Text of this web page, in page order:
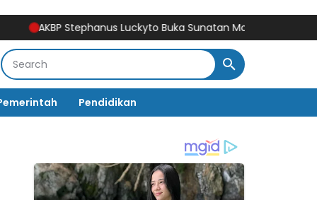
Stephanus Luckyto Buka Sunatan Massal, Polres
Pendidikan